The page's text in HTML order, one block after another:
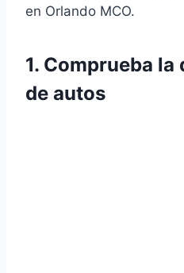
en Orlando MCO.
1. Comprueba
de autos